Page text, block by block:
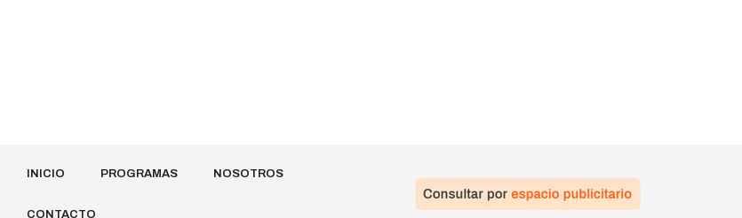
INICIO PROGRAMAS NOSOTROS
CONTACTO